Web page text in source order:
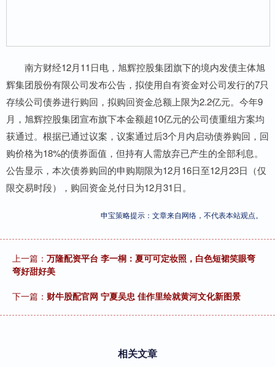
南方财经12月11日电，旭辉控股集团旗下的境内发债主体旭
辉集团股份有限公司发布公告，拟使用自有资金对公司发行的7只
存续公司债券进行购回，拟购回资金总额上限为2.2亿元。今年9
月，旭辉控股集团宣布旗下本金额超10亿元的公司债重组方案均
获通过。根据已通过议案，议案通过后3个月内启动债券购回，回
购价格为18%的债券面值，但持有人需放弃已产生的全部利息。
公告显示，本次债券购回的申购期限为12月16日至12月23日（仅
限交易时段），购回资金兑付日为12月31日。
申宝策略提示：文章来自网络，不代表本站观点。
上一篇： 万隆配资平台 李一桐：夏可可定妆照，白色短裙笑眼弯
弯好甜好美
下一篇： 财牛股配官网 宁夏吴忠 佳作里绘就黄河文化新图景
相关文章